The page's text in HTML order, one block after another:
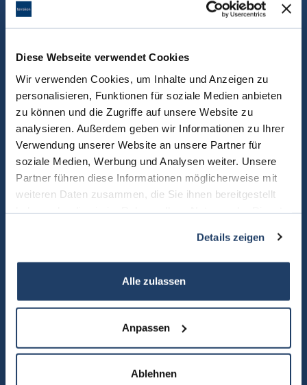
Diese Webseite verwendet Cookies
Wir verwenden Cookies, um Inhalte und Anzeigen zu
personalisieren, Funktionen für soziale Medien anbieten
zu können und die Zugriffe auf unsere Website zu
analysieren. Außerdem geben wir Informationen zu Ihrer
Verwendung unserer Website an unsere Partner für
soziale Medien, Werbung und Analysen weiter. Unsere
Partner führen diese Informationen möglicherweise mit
weiteren Daten zusammen, die Sie ihnen bereitgestellt
Details zeigen
Alle zulassen
Anpassen
Ablehnen
Sie können uns über das Kontaktformular gern direkt eine